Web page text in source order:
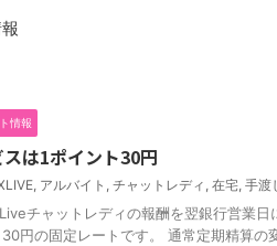
情報
は1ポイント30円
アルバイト チャットレディ 在宅 手渡
チャットレディの報酬を翌銀行営業日
円の固定レートです。 通常定期精算の